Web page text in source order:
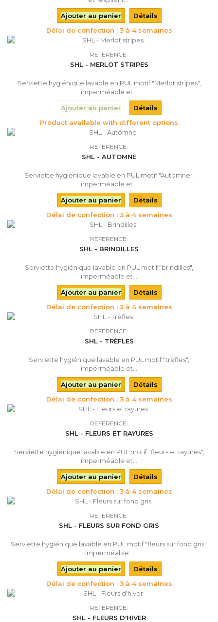
Ajouter au panier
Détails
Délai de confection : 3 à 4 semaines
REFERENCE:
SHL - MERLOT STRIPES
Serviette hygiénique lavable en PUL motif "Merlot stripes",
imperméable et...
Ajouter au panier
Détails
Product available with different options
REFERENCE:
SHL - AUTOMNE
Serviette hygiénique lavable en PUL motif "Automne",
imperméable et...
Ajouter au panier
Détails
Délai de confection : 3 à 4 semaines
REFERENCE:
SHL - BRINDILLES
Serviette hygiénique lavable en PUL motif "brindilles",
imperméable et...
Ajouter au panier
Détails
Délai de confection : 3 à 4 semaines
REFERENCE:
SHL - TRÈFLES
Serviette hygiénique lavable en PUL motif "trèfles",
imperméable et...
Ajouter au panier
Détails
Délai de confection : 3 à 4 semaines
REFERENCE:
SHL - FLEURS ET RAYURES
Serviette hygiénique lavable en PUL motif "fleurs et rayures",
imperméable et...
Ajouter au panier
Détails
Délai de confection : 3 à 4 semaines
REFERENCE:
SHL - FLEURS SUR FOND GRIS
Serviette hygiénique lavable en PUL motif "fleurs sur fond gris",
imperméable...
Ajouter au panier
Détails
Délai de confection : 3 à 4 semaines
REFERENCE:
SHL - FLEURS D'HIVER